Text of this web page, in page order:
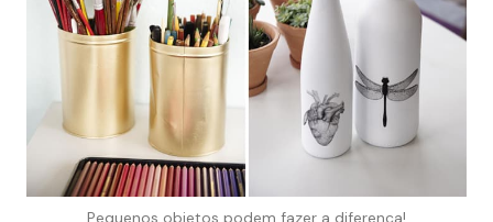
Pequenos objetos podem fazer a diferença!